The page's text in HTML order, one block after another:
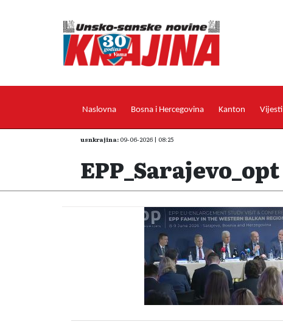
Naslovna Bosna i Hercegovina Kanton Vijesti
usnkrajina: 09-06-2026 | 08:25
EPP_Sarajevo_opt